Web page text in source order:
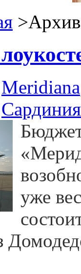
>Архив
Meridiana
Сардиния
уже